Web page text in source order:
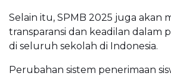
Selain itu, SPMB 2025 juga akan
transparansi dan keadilan dalam
di seluruh sekolah di Indonesia.
Perubahan sistem penerimaan